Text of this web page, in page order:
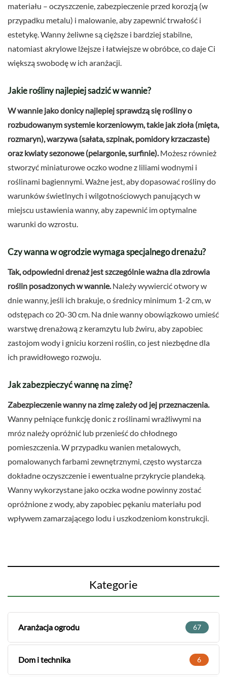
materiału – oczyszczenie, zabezpieczenie przed korozją (w
przypadku metalu) i malowanie, aby zapewnić trwałość i
estetykę. Wanny żeliwne są cięższe i bardziej stabilne,
natomiast akrylowe lżejsze i łatwiejsze w obróbce, co daje Ci
większą swobodę w ich aranżacji.
Jakie rośliny najlepiej sadzić w wannie?
W wannie jako donicy najlepiej sprawdzą się rośliny o
rozbudowanym systemie korzeniowym, takie jak zioła (mięta,
rozmaryn), warzywa (sałata, szpinak, pomidory krzaczaste)
oraz kwiaty sezonowe (pelargonie, surfinie). Możesz również
stworzyć miniaturowe oczko wodne z liliami wodnymi i
roślinami bagiennymi. Ważne jest, aby dopasować rośliny do
warunków świetlnych i wilgotnościowych panujących w
miejscu ustawienia wanny, aby zapewnić im optymalne
warunki do wzrostu.
Czy wanna w ogrodzie wymaga specjalnego drenażu?
Tak, odpowiedni drenaż jest szczególnie ważna dla zdrowia
roślin posadzonych w wannie. Należy wywiercić otwory w
dnie wanny, jeśli ich brakuje, o średnicy minimum 1-2 cm, w
odstępach co 20-30 cm. Na dnie wanny obowiązkowo umieść
warstwę drenażową z keramzytu lub żwiru, aby zapobiec
zastojom wody i gniciu korzeni roślin, co jest niezbędne dla
ich prawidłowego rozwoju.
Jak zabezpieczyć wannę na zimę?
Zabezpieczenie wanny na zimę zależy od jej przeznaczenia.
Wanny pełniące funkcję donic z roślinami wrażliwymi na
mróz należy opróżnić lub przenieść do chłodnego
pomieszczenia. W przypadku wanien metalowych,
pomalowanych farbami zewnętrznymi, często wystarcza
dokładne oczyszczenie i ewentualne przykrycie plandeką.
Wanny wykorzystane jako oczka wodne powinny zostać
opróżnione z wody, aby zapobiec pękaniu materiału pod
wpływem zamarzającego lodu i uszkodzeniom konstrukcji.
Kategorie
Aranżacja ogrodu 67
Dom i technika 6